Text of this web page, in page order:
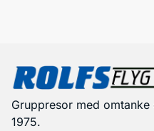
Gruppresor med
1975.